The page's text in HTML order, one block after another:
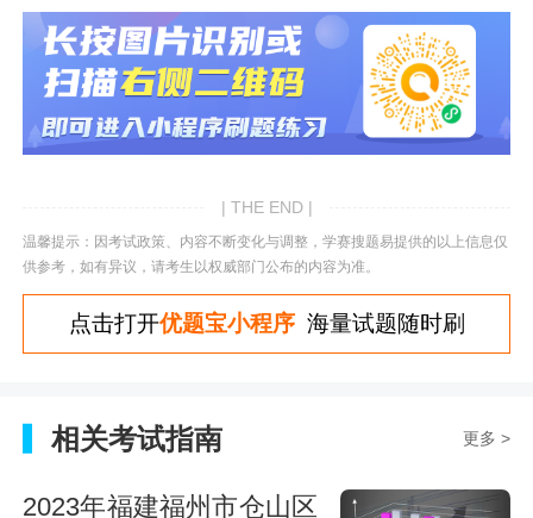
| THE END |
温馨提示：因考试政策、内容不断变化与调整，学赛搜题易提供的以上信息仅
供参考，如有异议，请考生以权威部门公布的内容为准。
点击打开优题宝小程序海量试题随时刷
相关考试指南 更多 >
2023年福建福州市仓山区